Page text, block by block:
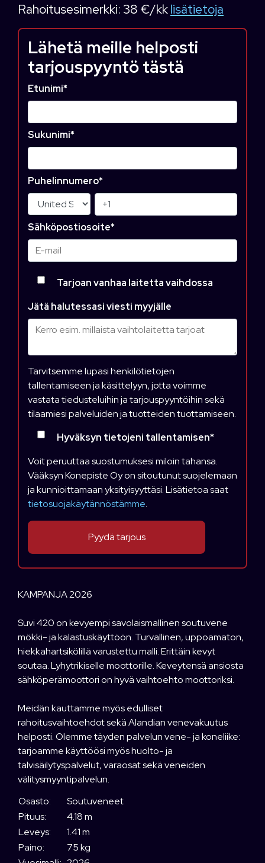
Rahoitusesimerkki:38 €/kklisätietoja
Lähetä meille helposti
tarjouspyyntö tästä
Etunimi*
Sukunimi*
Puhelinnumero*
Sähköpostiosoite*
Tarjoan vanhaa laitetta vaihdossa
Jätä halutessasi viesti myyjälle
Tarvitsemme lupasi henkilötietojen
tallentamiseen ja käsittelyyn, jotta voimme
vastata tiedusteluihin ja tarjouspyyntöihin sekä
tilaamiesi palveluiden ja tuotteiden tuottamiseen.
Hyväksyn tietojeni tallentamisen*
Voit peruuttaa suostumuksesi miloin tahansa.
Vääksyn Konepiste Oy on sitoutunut suojelemaan
ja kunnioittamaan yksityisyyttäsi. Lisätietoa saat
tietosuojakäytännöstämme.
KAMPANJA 2026
Suvi 420 on kevyempi savolaismallinen soutuvene
mökki- ja kalastuskäyttöön. Turvallinen, uppoamaton,
hiekkahartsikölillä varustettu malli. Erittäin kevyt
soutaa. Lyhytrikiselle moottorille. Keveytensä ansiosta
sähköperämoottori on hyvä vaihtoehto moottoriksi.
Meidän kauttamme myös edulliset
rahoitusvaihtoehdot sekä Alandian venevakuutus
helposti. Olemme täyden palvelun vene- ja koneliike:
tarjoamme käyttöösi myös huolto- ja
talvisäilytyspalvelut, varaosat sekä veneiden
välitysmyyntipalvelun.
Osasto:
Soutuveneet
Pituus:
4.18 m
Leveys:
1.41 m
Paino:
75 kg